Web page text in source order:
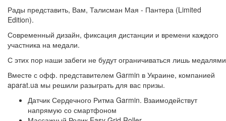
Рады представить, Вам, Талисман Мая - Пантера (Limited
Edition).
Современный дизайн, фиксация дистанции и времени каждого
участника на медали.
С этих пор наши забеги не будут ограничиваться лишь
Вместе с офф. представителем Garmin в Украине, компанией
aparat.ua мы решили разыграть для вас призы.
Датчик Сердечного Ритма Garmin. Взаимодействут
напрямую со смартфоном